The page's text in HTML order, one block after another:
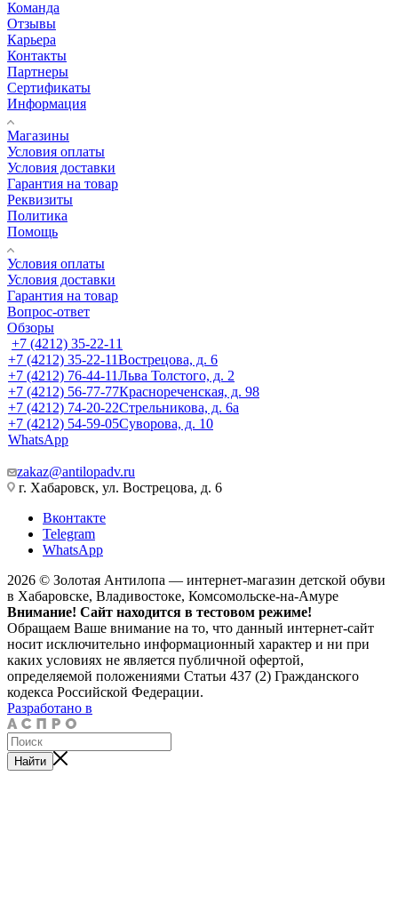
Команда
Отзывы
Карьера
Контакты
Партнеры
Сертификаты
Информация
Магазины
Условия оплаты
Условия доставки
Гарантия на товар
Реквизиты
Политика
Помощь
Условия оплаты
Условия доставки
Гарантия на товар
Вопрос-ответ
Обзоры
+7 (4212) 35-22-11
+7 (4212) 35-22-11Вострецова, д. 6
+7 (4212) 76-44-11Льва Толстого, д. 2
+7 (4212) 56-77-77Краснореченская, д. 98
+7 (4212) 74-20-22Стрельникова, д. 6а
+7 (4212) 54-59-05Суворова, д. 10
WhatsApp
zakaz@antilopadv.ru
г. Хабаровск, ул. Вострецова, д. 6
Вконтакте
Telegram
WhatsApp
2026 © Золотая Антилопа — интернет-магазин детской обуви
в Хабаровске, Владивостоке, Комсомольске-на-Амуре
Внимание! Сайт находится в тестовом режиме!
Обращаем Ваше внимание на то, что данный интернет-сайт
носит исключительно информационный характер и ни при
каких условиях не является публичной офертой,
определяемой положениями Статьи 437 (2) Гражданского
кодекса Российской Федерации.
Разработано в
Найти